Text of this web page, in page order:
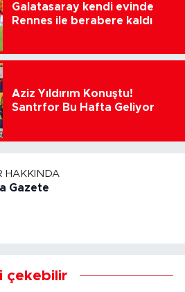
Galatasaray kendi evinde
Rennes ile berabere kaldı
Aziz Yıldırım Konuştu!
Santrfor Bu Hafta Geliyor
HAKKINDA
Gazete
çekebilir